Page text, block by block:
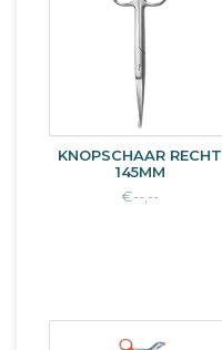
KNOPSCHAAR RECHT
145MM
€--,--